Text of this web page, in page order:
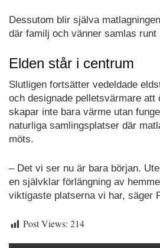
Dessutom blir själva
där familj och vänner samlas runt
Elden står i centrum
Slutligen fortsätter vedeldade
och designade pelletsvärmare att
skapar inte bara värme utan
naturliga samlingsplatser där
möts.
– Det vi ser nu är bara början.
en självklar förlängning av
viktigaste platserna vi har, säger
Post Views: 214